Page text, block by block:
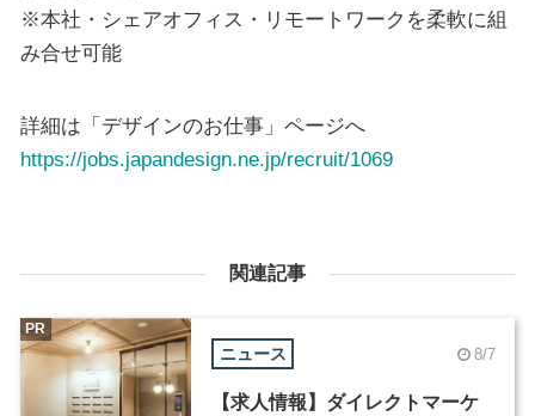
※本社・シェアオフィス・リモートワークを柔軟に組
み合せ可能
詳細は「デザインのお仕事」ページへ
https://jobs.japandesign.ne.jp/recruit/1069
関連記事
ニュース 8/7
【求人情報】ダイレクトマーケ
PR